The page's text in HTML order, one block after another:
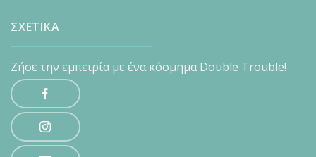
ΣΧΕΤΙΚΑ
Ζήσε την εμπειρία με ένα κόσμημα Double Trouble!